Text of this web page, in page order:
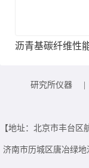
研究所仪器
【地址：北京市丰台区
济南市历城区唐冶绿地